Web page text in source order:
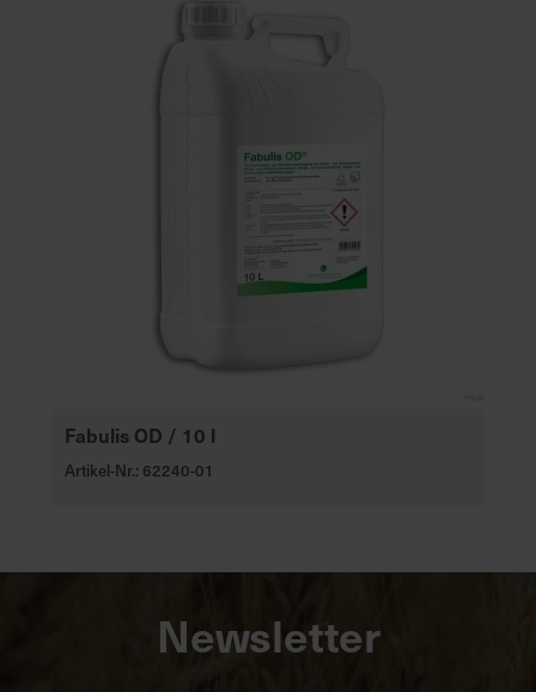
Fabulis OD / 10 l
Artikel-Nr.: 62240-01
Newsletter